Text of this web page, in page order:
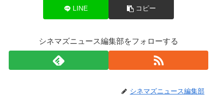
LINE コピー
シネマズニュース編集部をフォローする
シネマズニュース編集部